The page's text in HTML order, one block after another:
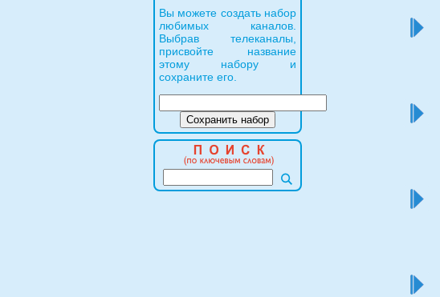
Вы можете создать набор
любимых каналов.
Выбрав телеканалы,
присвойте название
этому набору и
сохраните его.